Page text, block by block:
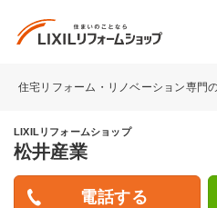
住宅リフォーム・リノベーション専門
LIXILリフォームショップ
松井産業